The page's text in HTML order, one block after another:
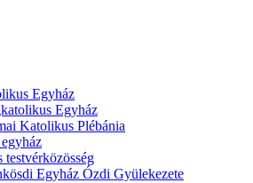
Egyház
Egyház
Katolikus Plébánia
testvérközösség
Egyház Ózdi Gyülekezete